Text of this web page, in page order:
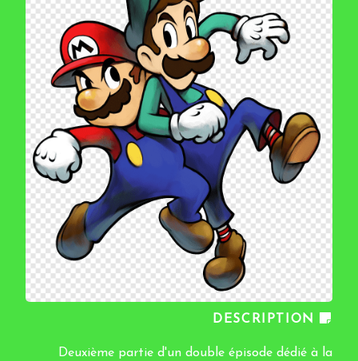
DESCRIPTION
Deuxième partie d'un double épisode dédié à la